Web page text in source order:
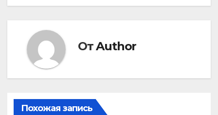
ОтAuthor
Похожая запись